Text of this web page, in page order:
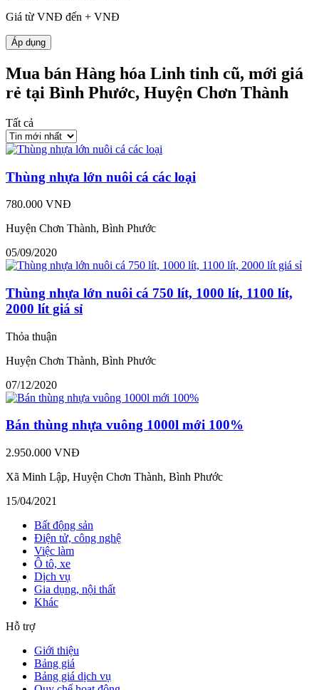
Giá từ VNĐ đến + VNĐ
Áp dụng
Mua bán Hàng hóa Linh tinh cũ, mới giá
rẻ tại Bình Phước, Huyện Chơn Thành
Tất cả
Thùng nhựa lớn nuôi cá các loại
780.000 VNĐ
Huyện Chơn Thành, Bình Phước
05/09/2020
Thùng nhựa lớn nuôi cá 750 lít, 1000 lít, 1100 lít,
2000 lít giá sỉ
Thỏa thuận
Huyện Chơn Thành, Bình Phước
07/12/2020
Bán thùng nhựa vuông 1000l mới 100%
2.950.000 VNĐ
Xã Minh Lập, Huyện Chơn Thành, Bình Phước
15/04/2021
Bất động sản
Điện tử, công nghệ
Việc làm
Ô tô, xe
Dịch vụ
Gia dụng, nội thất
Khác
Hỗ trợ
Giới thiệu
Bảng giá
Bảng giá dịch vụ